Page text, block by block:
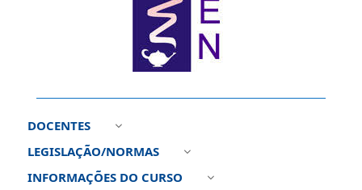
DOCENTES 3
LEGISLAÇÃO/NORMAS 3
INFORMAÇÕES DO CURSO 3